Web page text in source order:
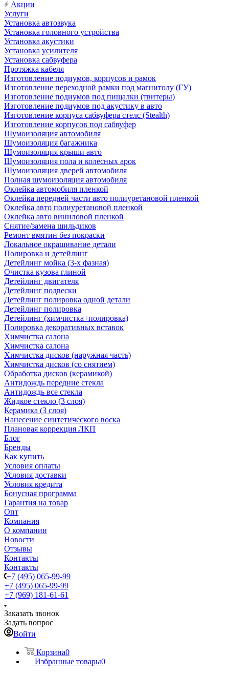
Акции
Услуги
Установка автозвука
Установка головного устройства
Установка акустики
Установка усилителя
Установка сабвуфера
Протяжка кабеля
Изготовление подиумов, корпусов и рамок
Изготовление переходной рамки под магнитолу (ГУ)
Изготовление подиумов под пищалки (твитеры)
Изготовление подиумов под акустику в авто
Изготовление корпуса сабвуфера стелс (Stealth)
Изготовление корпусов под сабвуфер
Шумоизоляция автомобиля
Шумоизоляция багажника
Шумоизоляция крыши авто
Шумоизоляция пола и колесных арок
Шумоизоляция дверей автомобиля
Полная шумоизоляция автомобиля
Оклейка автомобиля пленкой
Оклейка передней части авто полиуретановой пленкой
Оклейка авто полиуретановой пленкой
Оклейка авто виниловой пленкой
Снятие/замена шильдиков
Ремонт вмятин без покраски
Локальное окрашивание детали
Полировка и детейлинг
Детейлинг мойка (3-х фазная)
Очистка кузова глиной
Детейлинг двигателя
Детейлинг подвески
Детейлинг полировка одной детали
Детейлинг полировка
Детейлинг (химчистка+полировка)
Полировка декоративных вставок
Химчистка салона
Химчистка салона
Химчистка дисков (наружная часть)
Химчистка дисков (со снятием)
Обработка дисков (керамикой)
Антидождь передние стекла
Антидождь все стекла
Жидкое стекло (3 слоя)
Керамика (3 слоя)
Нанесение синтетического воска
Плановая коррекция ЛКП
Блог
Бренды
Как купить
Условия оплаты
Условия доставки
Условия кредита
Бонусная программа
Гарантия на товар
Опт
Компания
О компании
Новости
Отзывы
Контакты
Контакты
+7 (495) 065-99-99
+7 (495) 065-99-99
+7 (969) 181-61-61
Заказать звонок
Задать вопрос
Войти
Корзина0
Избранные товары0